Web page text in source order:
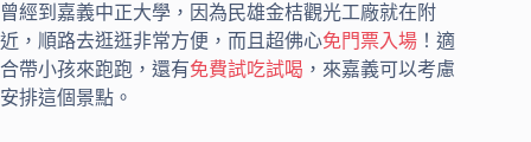
曾經到嘉義中正大學，因為民雄金桔觀光工廠就在附
近，順路去逛逛非常方便，而且超佛心免門票入場 ！適
合帶小孩來跑跑，還有免費試吃試喝 ，來嘉義可以考慮
安排這個景點。